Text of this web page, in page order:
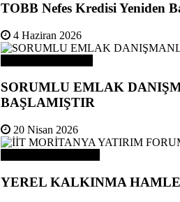
TOBB Nefes Kredisi Yeniden
4 Haziran 2026
SORUMLU EMLAK
BAŞLAMIŞTIR
20 Nisan 2026
YEREL KALKINMA